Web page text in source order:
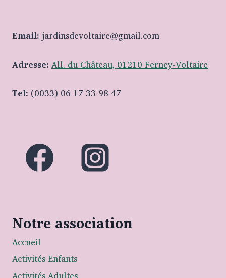
Email: jardinsdevoltaire@gmail.com
Adresse: All. du Château, 01210 Ferney-Voltaire
Tel: (0033) 06 17 33 98 47
Notre association
Accueil
Activités Enfants